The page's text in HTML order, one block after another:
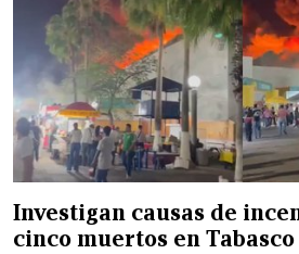
Investigan causas de
cinco muertos en Tabasco